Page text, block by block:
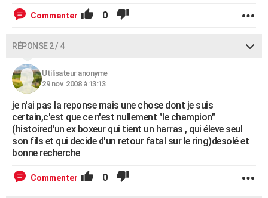
Bricolage
Lifestyle
Culture
Sport
Auto
Television
Voyage
Cinema Commenter 0
RÉPONSE 2 / 4
Utilisateur anonyme
29 nov. 2008 à 13:13
je n'ai pas la reponse mais une chose dont je suis
certain,c'est que ce n'est nullement "le champion"
(histoired'un ex boxeur qui tient un harras , qui éleve seul
son fils et qui decide d'un retour fatal sur le ring)desolé et
bonne recherche
Commenter 0